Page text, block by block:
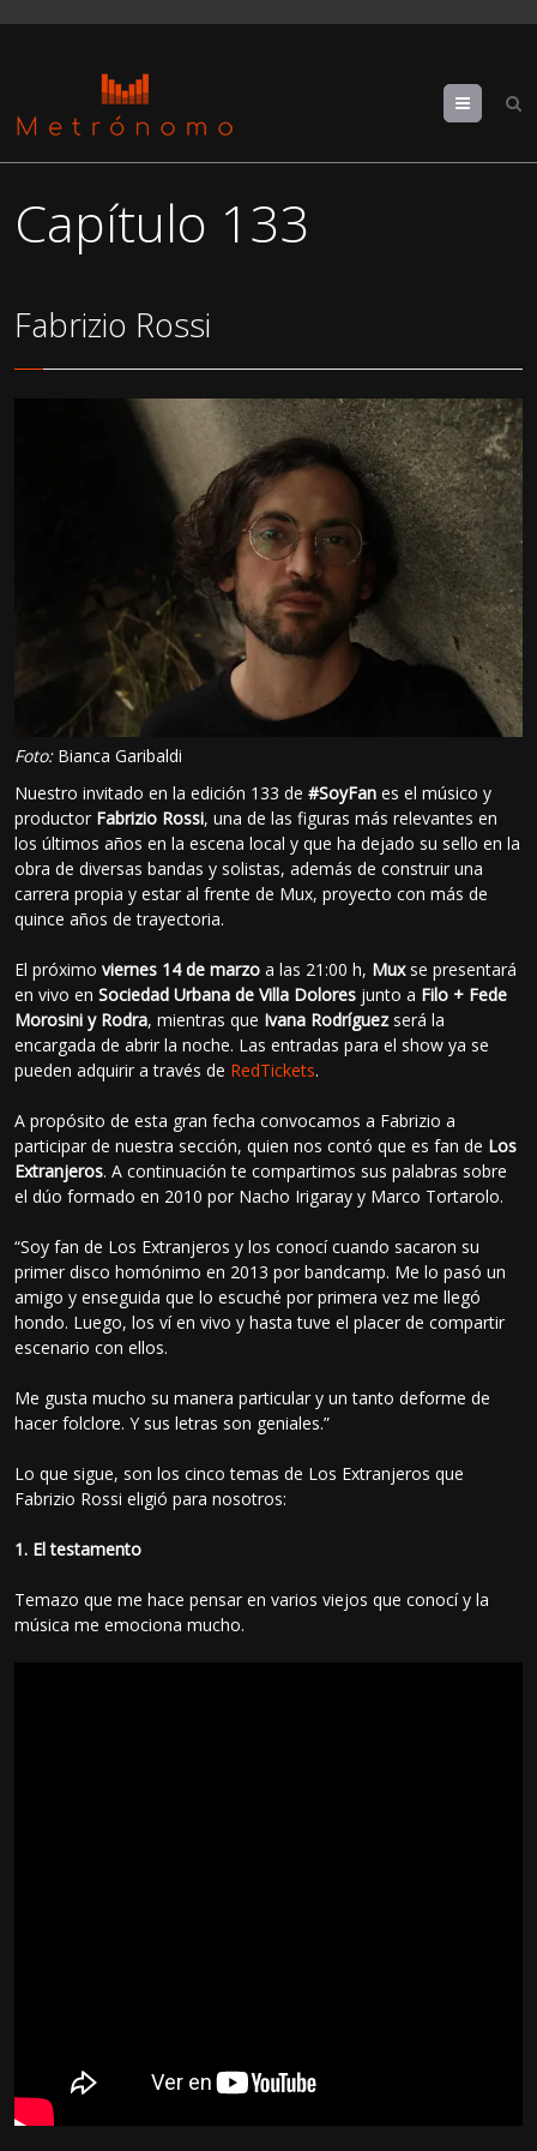
Menu
Capítulo 133
Fabrizio Rossi
Foto:Bianca Garibaldi
Nuestro invitado en la edición 133 de#SoyFan es el músico y
productor Fabrizio Rossi, una de las figuras más relevantes en
los últimos años en la escena local y que ha dejado su sello en la
obra de diversas bandas y solistas, además de construir una
carrera propia y estar al frente de Mux, proyecto con más de
quince años de trayectoria.
El próximoviernes 14 de marzo a las 21:00 h, Muxse presentará
en vivo enSociedad Urbana de Villa Dolores junto a Filo + Fede
Morosini y Rodra, mientras que Ivana Rodríguezserá la
encargada de abrir la noche. Las entradas para el show ya se
pueden adquirir a través de RedTickets.
A propósito de esta gran fecha convocamos a Fabrizio a
participar de nuestra sección, quien nos contó que es fan de Los
Extranjeros. A continuación te compartimos sus palabras sobre
el dúo formado en 2010 por Nacho Irigaray y Marco Tortarolo.
“Soy fan de Los Extranjeros y los conocí cuando sacaron su
primer disco homónimo en 2013 por bandcamp. Me lo pasó un
amigo y enseguida que lo escuché por primera vez me llegó
hondo. Luego, los ví en vivo y hasta tuve el placer de compartir
escenario con ellos.
Me gusta mucho su manera particular y un tanto deforme de
hacer folclore. Y sus letras son geniales.”
Lo que sigue, son los cinco temas de Los Extranjeros que
Fabrizio Rossi eligió para nosotros:
1. El testamento
Temazo que me hace pensar en varios viejos que conocí y la
música me emociona mucho.